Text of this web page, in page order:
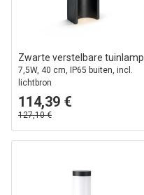
Zwarte verstelbare tuinlamp
7,5W, 40 cm, IP65 buiten, incl.
lichtbron
114,39 €
127,10 €